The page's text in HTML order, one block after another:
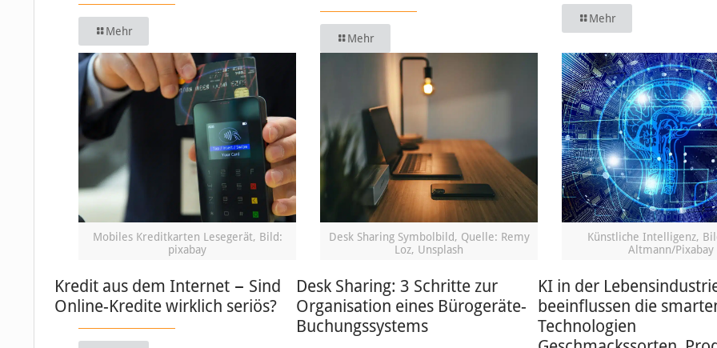
Mehr
Mehr
Mehr
Mobiles Kreditkarten Lesegerät, Bild:
pixabay
Kredit aus dem Internet − Sind
Online-Kredite wirklich seriös?
Desk Sharing Symbolbild, Quelle: Remy
Loz, Unsplash
Desk Sharing: 3 Schritte zur
Organisation eines Bürogeräte-
Buchungssystems
Künstliche Intelligenz,
Altmann/Pixabay
KI in der
beeinflussen die
Technologien